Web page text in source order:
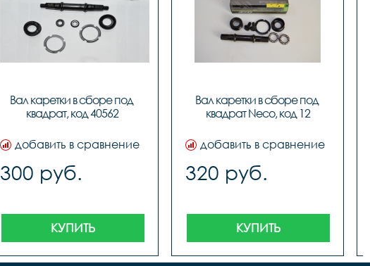
Вал каретки в сборе под
квадрат, код 40562
добавить в сравнение
300 руб.
КУПИТЬ
Вал каретки в сборе под
квадрат Neco, код 12
добавить в сравнение
320 руб.
КУПИТЬ